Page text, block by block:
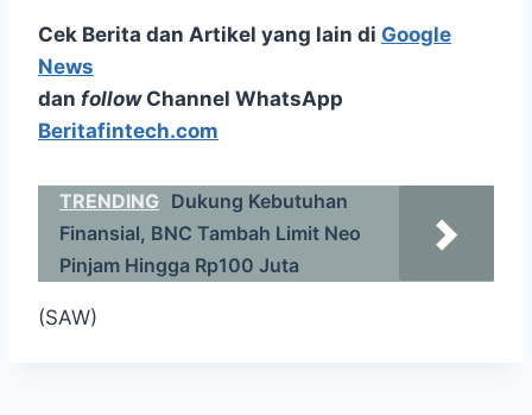
Cek Berita dan Artikel yang lain di Google
News
dan follow Channel WhatsApp
Beritafintech.com
TRENDING Dukung Kebutuhan
Finansial​, BNC Tambah Limit Neo
Pinjam Hingga Rp100 Juta
(SAW)